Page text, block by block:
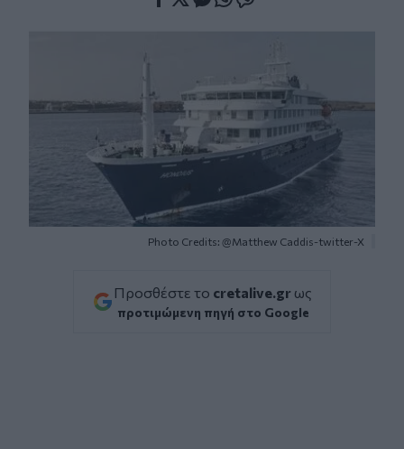
Photo Credits: @Matthew Caddis-twitter-X
Προσθέστε το cretalive.gr ως
προτιμώμενη πηγή στο Google